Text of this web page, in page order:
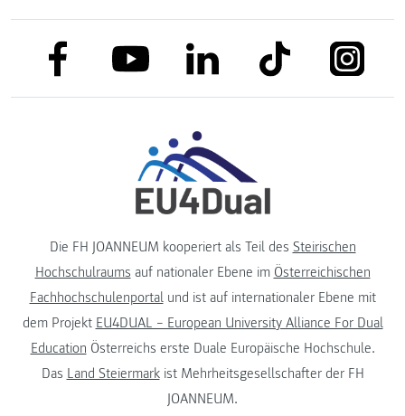
link to facebooklink to youtubelink to linkedinlink to tiktok link to
Die FH JOANNEUM kooperiert als Teil des Steirischen
Hochschulraums auf nationaler Ebene im Österreichischen
Fachhochschulenportalund ist auf internationaler Ebene mit
dem Projekt EU4DUAL – European University Alliance For Dual
Education Österreichs erste Duale Europäische Hochschule.
Das Land Steiermarkist Mehrheitsgesellschafter der FH
JOANNEUM.